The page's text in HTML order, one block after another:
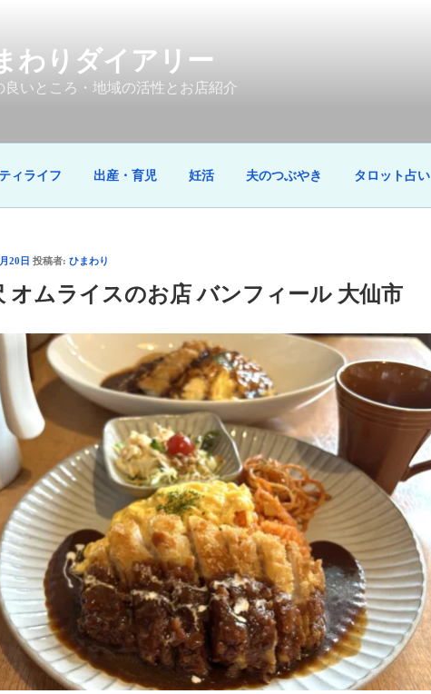
わりダイアリー
良いところ・地域の活性とお店紹介
ィライフ 出産・育児 妊活 夫のつぶやき タロット占い
20日 投稿者: ひまわり
オムライスのお店 バンフィール 大仙市